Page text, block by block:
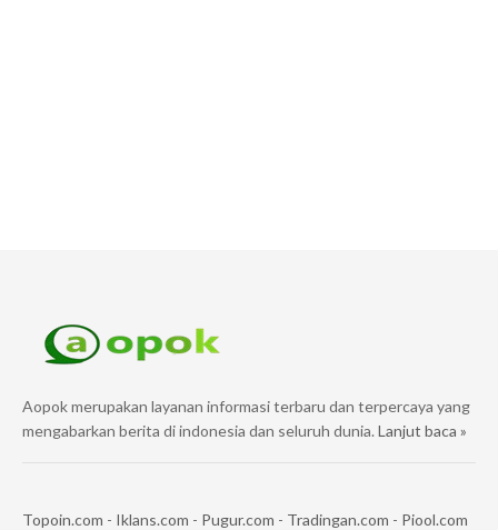
Aopok merupakan layanan informasi terbaru dan terpercaya yang
mengabarkan berita di indonesia dan seluruh dunia. Lanjut baca »
Topoin.com - Iklans.com - Pugur.com - Tradingan.com - Piool.com